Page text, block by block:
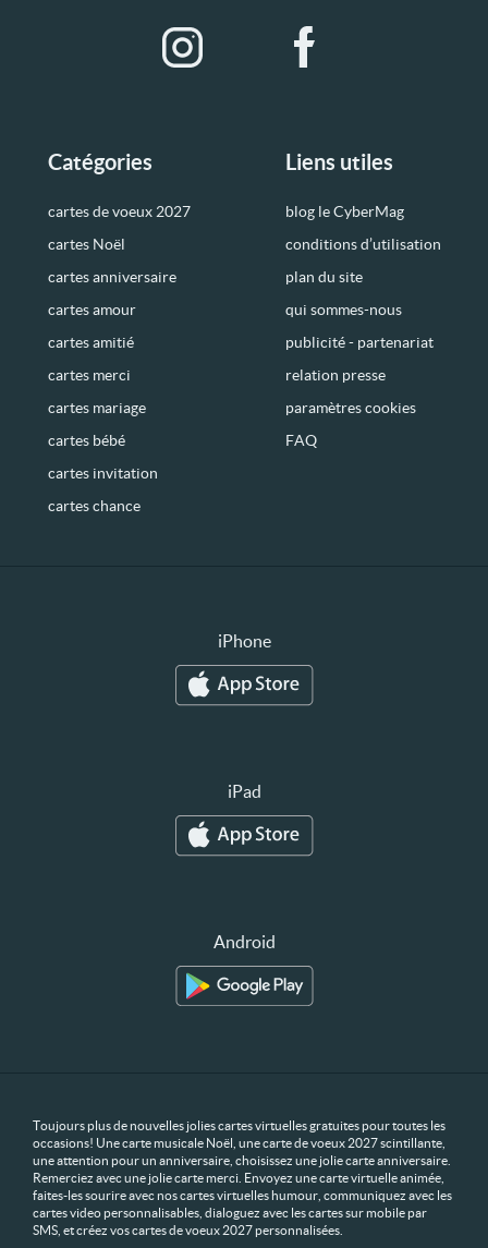
Catégories
cartes de voeux 2027
cartes Noël
cartes anniversaire
cartes amour
cartes amitié
cartes merci
cartes mariage
cartes bébé
cartes invitation
cartes chance
Liens utiles
blog le CyberMag
conditions d’utilisation
plan du site
qui sommes-nous
publicité - partenariat
relation presse
paramètres cookies
FAQ
iPhone
iPad
Android
Toujours plus de nouvelles jolies cartes virtuelles gratuites pour toutes les
occasions! Une carte musicale Noël, une carte de voeux 2027 scintillante,
une attention pour un anniversaire, choisissez une jolie carte anniversaire.
Remerciez avec une jolie carte merci. Envoyez une carte virtuelle animée,
faites-les sourire avec nos cartes virtuelles humour, communiquez avec les
cartes video personnalisables, dialoguez avec les cartes sur mobile par
SMS, et créez vos cartes de voeux 2027 personnalisées.